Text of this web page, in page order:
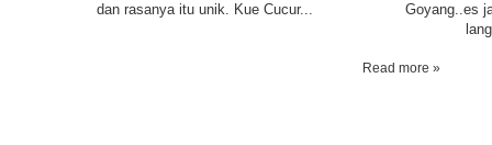
dan rasanya itu unik. Kue Cucur...
Goyang..es
Read more »